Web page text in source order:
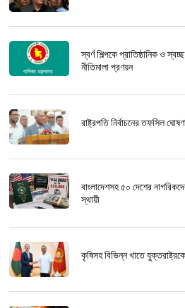
স্বর্ণ শিল্পকে প্রাতিষ্ঠানিক ও
নীতিমালা প্রণয়ন
রাষ্ট্রপতি নির্বাচনের তফসিল
বাংলাদেশসহ ৫০ দেশের
স্থায়ী
কৃষিসহ বিভিন্ন খাতে